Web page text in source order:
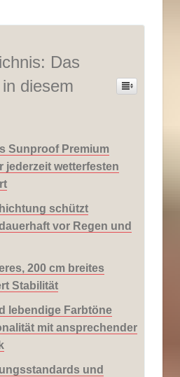
Das
diesem
Sunproof Premium
jederzeit wetterfesten
schützt
vor Regen und
200 cm breites
Stabilität
lebendige Farbtöne
mit ansprechender
und